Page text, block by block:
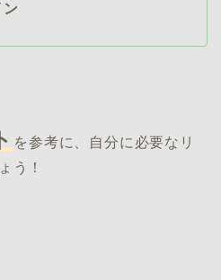
を参考に、自分に必要なリ
う！